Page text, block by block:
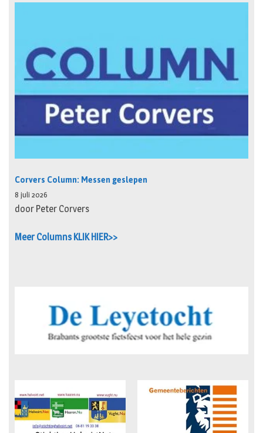
Corvers Column: Messen geslepen
8 juli 2026
door Peter Corvers
Meer Columns KLIK HIER>>